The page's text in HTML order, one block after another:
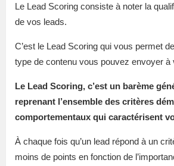
Le Lead Scoring consiste à noter la
de vos leads.
C’est le Lead Scoring qui vous permet
type de contenu vous pouvez envoyer à
Le Lead Scoring, c’est un barème
reprenant l’ensemble des critères
comportementaux qui caractérisent
À chaque fois qu’un lead répond à un
moins de points en fonction de